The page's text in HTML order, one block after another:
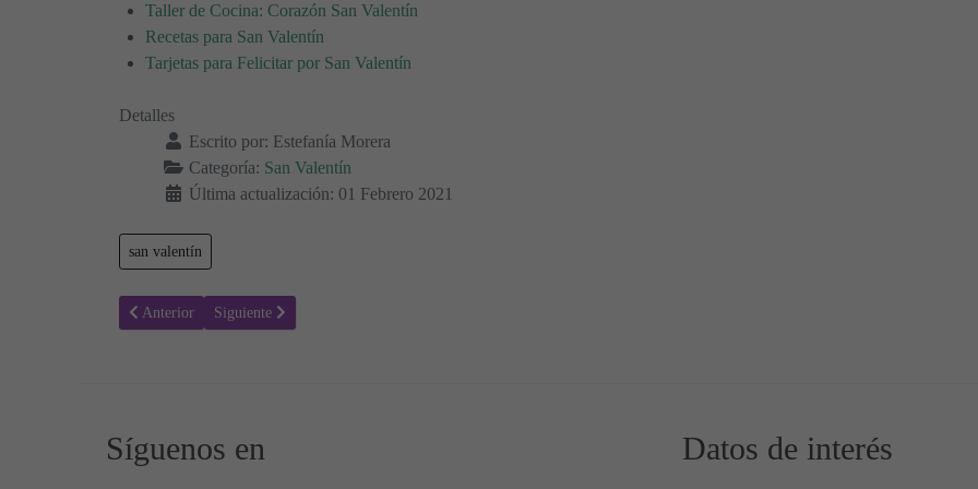
Taller de Cocina: Corazón San Valentín
Recetas para San Valentín
Tarjetas para Felicitar por San Valentín
Detalles
Escrito por: Estefanía Morera
Categoría: San Valentín
Última actualización: 01 Febrero 2021
san valentín
Artículo anterior: Colorear San Valentín 28 - Día de los Enamorados
Anterior Artículo siguiente: Colorear San Valentín 26 - Día de los Enamorados
Siguiente
Síguenos en Datos de interés